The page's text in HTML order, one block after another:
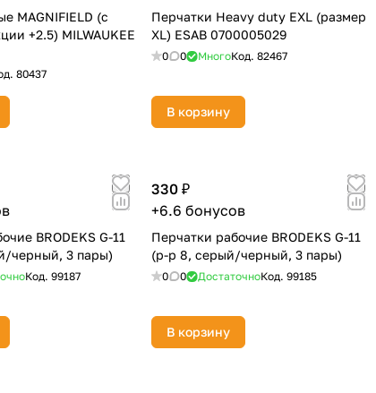
MAGNIFIELD (с
+2.5) MILWAUKEE
80437
Перчатки Heavy duty EXL (размер
XL) ESAB 0700005029
0 0 МногоКод. 82467
В корзину
BRODEKS G-11
черный, 3 пары)
Код. 99187
330 ₽
+6.6 бонусов
Перчатки рабочие BRODEKS G-11
(р-р 8, серый/черный, 3 пары)
0 0 ДостаточноКод. 99185
В корзину